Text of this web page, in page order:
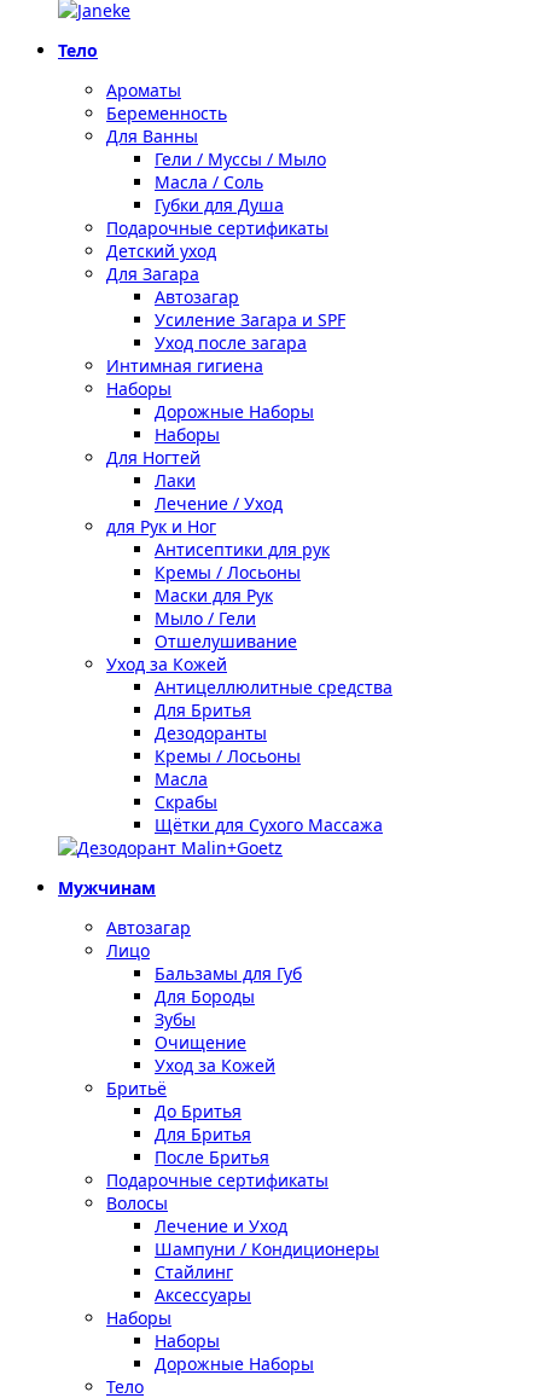
Тело
Ароматы
Беременность
Для Ванны
Гели / Муссы / Мыло
Масла / Соль
Губки для Душа
Подарочные сертификаты
Детский уход
Для Загара
Автозагар
Усиление Загара и SPF
Уход после загара
Интимная гигиена
Наборы
Дорожные Наборы
Наборы
Для Ногтей
Лаки
Лечение / Уход
для Рук и Ног
Антисептики для рук
Кремы / Лосьоны
Маски для Рук
Мыло / Гели
Отшелушивание
Уход за Кожей
Антицеллюлитные средства
Для Бритья
Дезодоранты
Кремы / Лосьоны
Масла
Скрабы
Щётки для Сухого Массажа
Мужчинам
Автозагар
Лицо
Бальзамы для Губ
Для Бороды
Зубы
Очищение
Уход за Кожей
Бритьё
До Бритья
Для Бритья
После Бритья
Подарочные сертификаты
Волосы
Лечение и Уход
Шампуни / Кондиционеры
Стайлинг
Аксессуары
Наборы
Наборы
Дорожные Наборы
Тело